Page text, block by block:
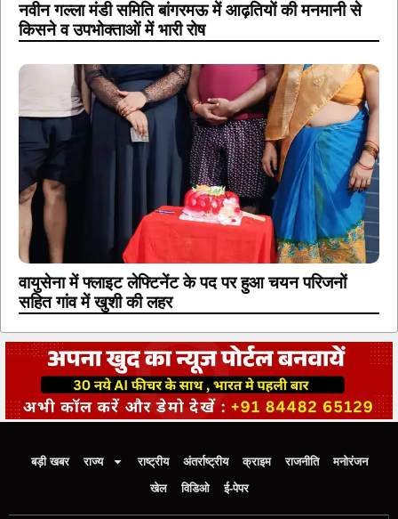
नवीन गल्ला मंडी समिति बांगरमऊ में आढ़तियों की मनमानी से
किसने व उपभोक्ताओं में भारी रोष
वायुसेना में फ्लाइट लेफ्टिनेंट के पद पर हुआ चयन परिजनों
सहित गांव में खुशी की लहर
बड़ी खबर राज्य राष्ट्रीय अंतर्राष्ट्रीय क्राइम राजनीति
मनोरंजन
खेल
विडिओ ई-पेपर